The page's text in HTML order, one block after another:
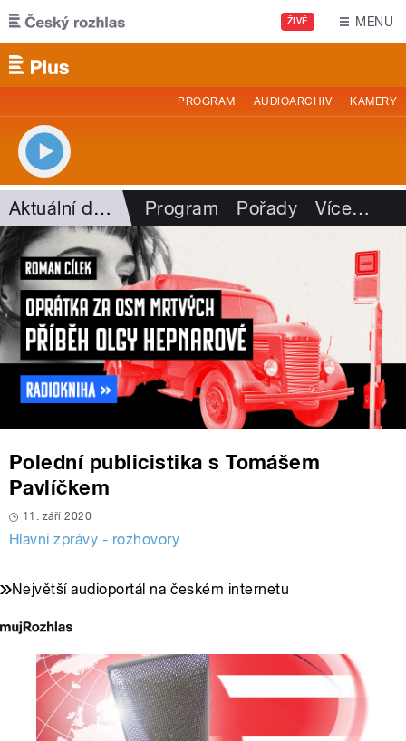
Přejít k hlavnímu obsahu
ŽIVĚ MENU
PROGRAM AUDIOARCHIV KAMERY
Aktuální dění Program Pořady Více…
Polední publicistika s Tomášem
Pavlíčkem
11. září 2020
Hlavní zprávy - rozhovory
Největší audioportál na českém internetu